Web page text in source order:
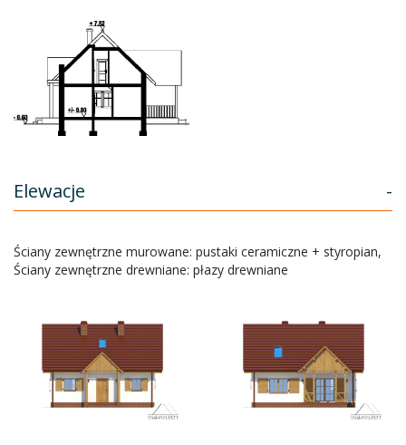
Elewacje -
Ściany zewnętrzne murowane: pustaki ceramiczne + styropian,
Ściany zewnętrzne drewniane: płazy drewniane